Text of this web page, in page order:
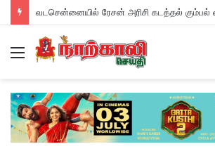
Menu